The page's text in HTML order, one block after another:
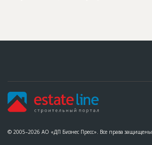
© 2005–2026 АО «ДП Бизнес Пресс». Все права защищены